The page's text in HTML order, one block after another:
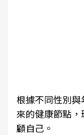
根據不同性別
來的健康節點
顧自己。